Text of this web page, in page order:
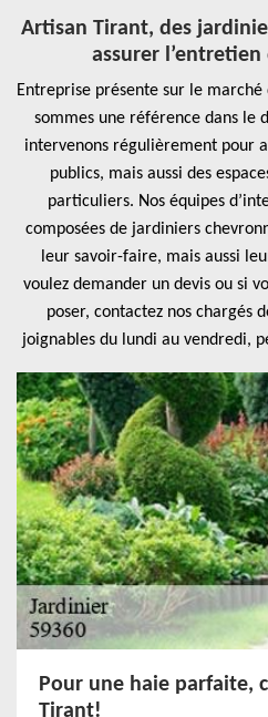
Artisan Tirant, des
assurer
Entreprise présente sur le marché
sommes une référence dans le
intervenons régulièrement pour
publics, mais aussi des
particuliers. Nos équipes
composées de jardiniers
leur savoir-faire, mais aussi
voulez demander un devis ou si
poser, contactez nos chargés
joignables du lundi au vendredi,
Pour une haie parfaite,
Tirant!